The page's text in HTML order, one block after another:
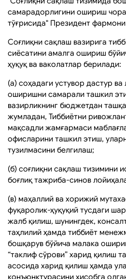
самарадорлигини ошириш
тўғрисида" Президент фармони
Соғлиқни сақлаш вазирига
сиёсатини амалга ошириш
ҳуқуқ ва ваколатлар берилади:
(а) соҳадаги устувор дастур
оширишни самарали ташкил
вазирликнинг бюджетдан
жумладан, Тиббиётни
мақсадли жамғармаси
офисларини ташкил этиш,
тузилмасини белгилаш;
(б) соғлиқни сақлаш тизимини
боғлиқ тажриба-синов
(в) маҳаллий ва хорижий
фуқаролик-ҳуқуқий тусдаги
жалб қилиш, шунингдек,
таҳлилий ҳамда тиббиёт
бошқарув бўйича малака
“таклиф сўрови” харид қилиш
асосида харид қилиш ҳамда
конъюнктурасини ҳисобга